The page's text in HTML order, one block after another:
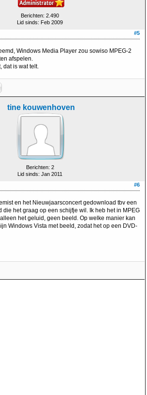
Berichten: 2.490
Lid sinds: Feb 2009
#5
Windows Media Player zou sowiso MPEG-2
afspelen.
dat is wat telt.
tine kouwenhoven
Berichten: 2
Lid sinds: Jan 2011
#6
en het Nieuwjaarsconcert gedownload tbv een
die het graag op een schijfje wil. Ik heb het in MPEG
het geluid, geen beeld. Op welke manier kan
Windows Vista met beeld, zodat het op een DVD-